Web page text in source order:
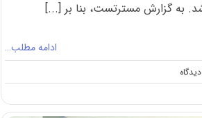
به گزارش مسترتست، بنا بر [...]
ادامه مطلب…
on
تمدید
انتخاب